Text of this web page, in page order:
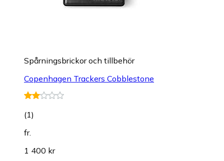
Spårningsbrickor och tillbehör
Copenhagen Trackers Cobblestone
(1)
fr.
1 400 kr